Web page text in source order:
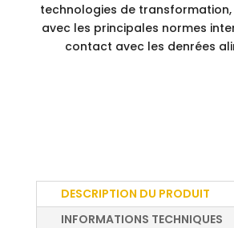
technologies de
avec les principales normes
contact avec les denrées
DESCRIPTION DU PRODUIT
INFORMATIONS TECHNIQUES